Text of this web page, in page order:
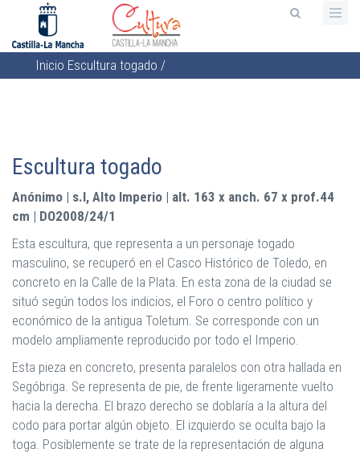
contenido
principal
Sobrescribir
a
la
navegación
Inicio Escultura togado /
Escultura togado
Anónimo | s.I, Alto Imperio | alt. 163 x anch. 67 x prof.44
cm | DO2008/24/1
Esta escultura, que representa a un personaje togado
masculino, se recuperó en el Casco Histórico de Toledo, en
concreto en la Calle de la Plata. En esta zona de la ciudad se
situó según todos los indicios, el Foro o centro político y
económico de la antigua Toletum. Se corresponde con un
modelo ampliamente reproducido por todo el Imperio.
Esta pieza en concreto, presenta paralelos con otra hallada en
Segóbriga. Se representa de pie, de frente ligeramente vuelto
hacia la derecha. El brazo derecho se doblaría a la altura del
codo para portar algún objeto. El izquierdo se oculta bajo la
toga. Posiblemente se trate de la representación de alguna